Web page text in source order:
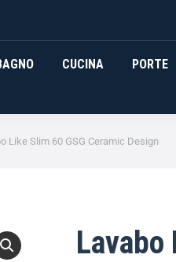
CUCINA PORTE
Like Slim 60 GSG Ceramic Design